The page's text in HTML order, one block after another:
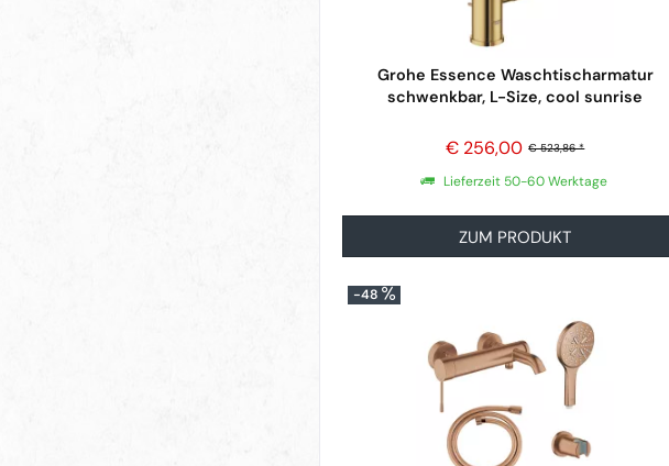
Grohe Essence Waschtischarmatur
schwenkbar, L-Size, cool sunrise
€ 523,86 *
€ 256,00
Lieferzeit 50-60 Werktage
ZUM PRODUKT
-48